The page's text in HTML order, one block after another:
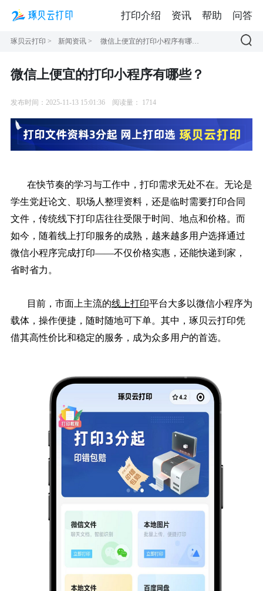
琢贝云打印 > 新闻资讯 > 微信上便宜的打印小程序有哪些？
微信上便宜的打印小程序有哪些？
发布时间：2025-11-13 15:01:36 阅读量： 1714
在快节奏的学习与工作中，打印需求无处不在。无论是
学生党赶论文、职场人整理资料，还是临时需要打印合同
文件，传统线下打印店往往受限于时间、地点和价格。而
如今，随着线上打印服务的成熟，越来越多用户选择通过
微信小程序完成打印——不仅价格实惠，还能快递到家，
省时省力。
目前，市面上主流的线上打印平台大多以微信小程序为
载体，操作便捷，随时随地可下单。其中，琢贝云打印凭
借其高性价比和稳定的服务，成为众多用户的首选。
打印介绍 资讯 帮助 问答